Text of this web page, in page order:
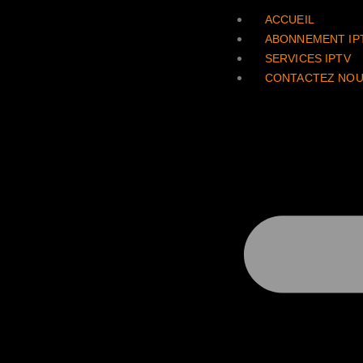
ACCUEIL
ABONNEMENT
SERVICES IPTV
CONTACTEZ